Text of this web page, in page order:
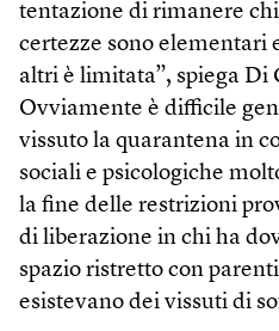
tentazione di rimanere
certezze sono elementari
altri è limitata”, spiega Di
Ovviamente è difficile
vissuto la quarantena in
sociali e psicologiche
la fine delle restrizioni
di liberazione in chi ha
spazio ristretto con
esistevano dei vissuti di